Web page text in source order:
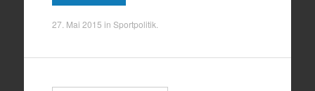
27. Mai 2015 in Sportpolitik